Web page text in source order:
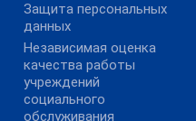
Защита персональных
данных
Независимая оценка
качества работы
учреждений
социального
обслуживания